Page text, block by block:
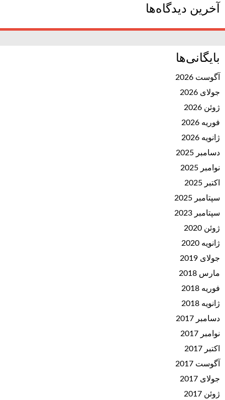
آخرین دیدگاه‌ها
بایگانی‌ها
آگوست 2026
جولای 2026
ژوئن 2026
فوریه 2026
ژانویه 2026
دسامبر 2025
نوامبر 2025
اکتبر 2025
سپتامبر 2025
سپتامبر 2023
ژوئن 2020
ژانویه 2020
جولای 2019
مارس 2018
فوریه 2018
ژانویه 2018
دسامبر 2017
نوامبر 2017
اکتبر 2017
آگوست 2017
جولای 2017
ژوئن 2017